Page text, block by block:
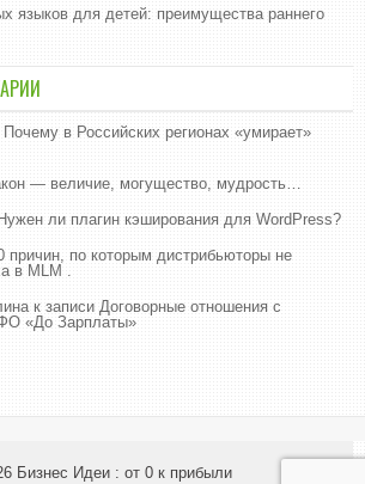
языков для детей: преимущества раннего
Почему в Российских регионах «умирает»
— величие, могущество, мудрость…
Нужен ли плагин кэширования для WordPress?
причин, по которым дистрибьюторы не
в MLM .
к записи Договорные отношения с
«До Зарплаты»
Бизнес Идеи : от 0 к прибыли